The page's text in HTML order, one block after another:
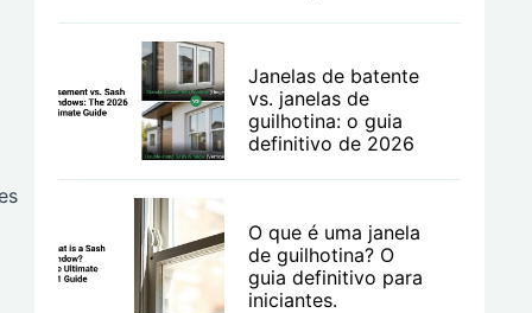
Janelas de batente
vs. janelas de
guilhotina: o guia
definitivo de 2026
O que é uma janela
de guilhotina? O
guia definitivo para
iniciantes.